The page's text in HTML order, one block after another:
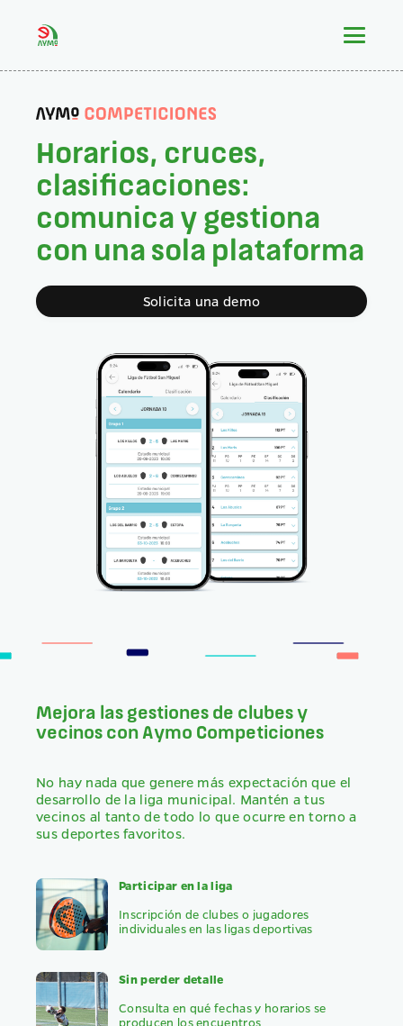
Horarios, cruces,
clasificaciones:
comunica y gestiona
con una sola plataforma
Solicita una demo
Mejora las gestiones de clubes y
vecinos con Aymo Competiciones
No hay nada que genere más expectación que el
desarrollo de la liga municipal. Mantén a tus
vecinos al tanto de todo lo que ocurre en torno a
sus deportes favoritos.
Participar en la liga
Inscripción de clubes o jugadores
individuales en las ligas deportivas
Sin perder detalle
Consulta en qué fechas y horarios se
producen los encuentros